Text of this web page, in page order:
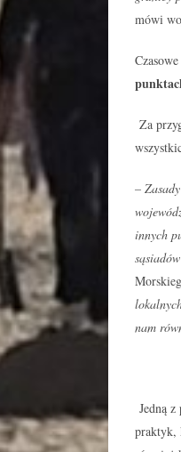
mówi
Za
–
innych
nam
Jedną
praktyk,